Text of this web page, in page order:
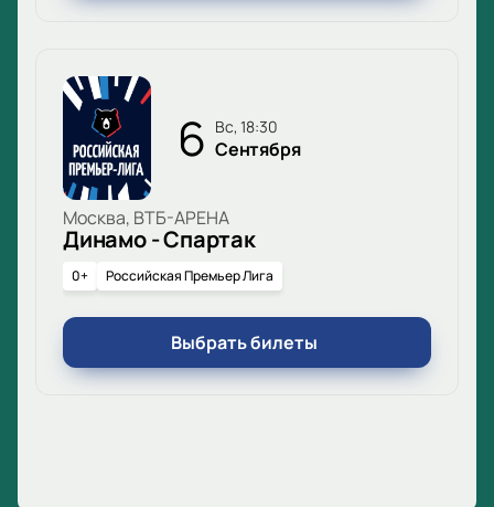
6 вс, 18:30
Сентября
Москва, ВТБ-АРЕНА
Динамо - Спартак
0+ Российская Премьер Лига
Выбрать билеты